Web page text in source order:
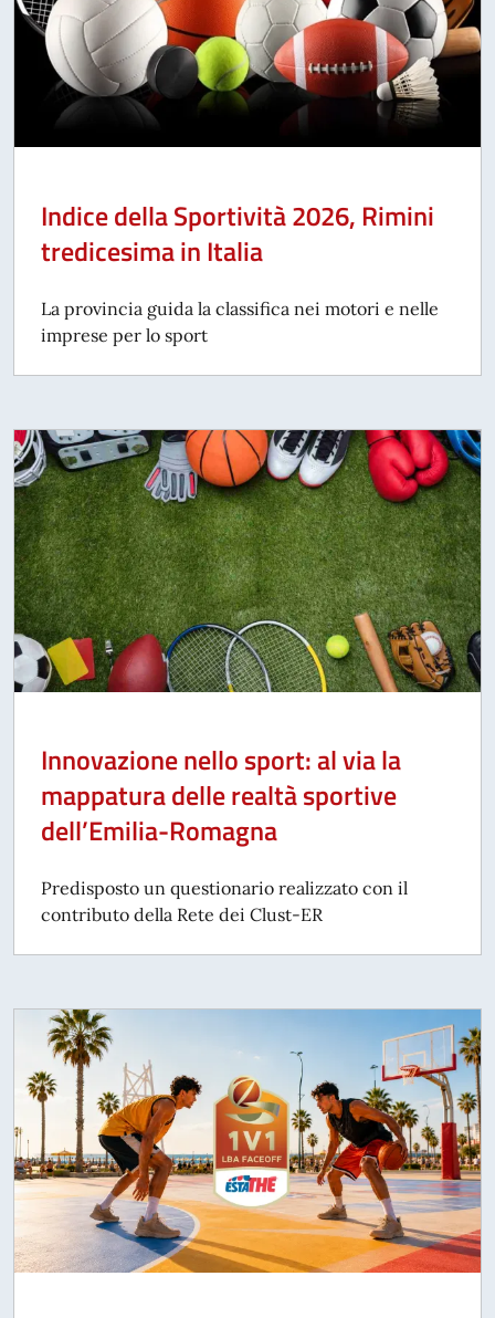
Indice della Sportività 2026, Rimini
tredicesima in Italia
La provincia guida la classifica nei motori e nelle
imprese per lo sport
Innovazione nello sport: al via la
mappatura delle realtà sportive
dell’Emilia-Romagna
Predisposto un questionario realizzato con il
contributo della Rete dei Clust-ER